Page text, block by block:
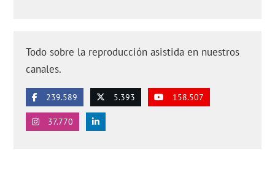
Todo sobre la reproducción asistida en nuestros
canales.
239.589 5.393 158.507
37.770